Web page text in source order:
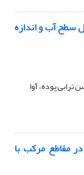
سطح آب و اندازه
پوده، آوا
مقاطع مرکب با